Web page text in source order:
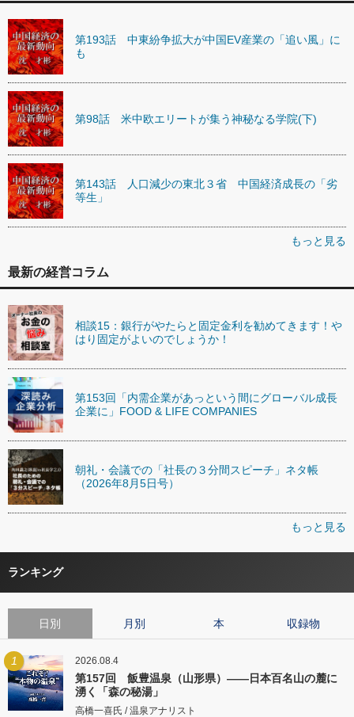
第193話 中東紛争拡大が中国EV産業の「追い風」に
も
第98話 米中欧エリートが集う神秘なる学院(下)
第143話 人口減少の東北３省 中国経済成長の「劣
等生」
もっと見る
最新の経営コラム
相談15：銀行がやたらと固定金利を勧めてきます！や
はり固定がよいのでしょうか！
第153回「内需企業があっという間にグローバル成長
企業に」FOOD & LIFE COMPANIES
朝礼・会議での「社長の３分間スピーチ」ネタ帳
（2026年8月5日号）
もっと見る
ランキング
日別 月別 本 収録物
1 2026.08.4
第157回 飯豊温泉（山形県）――日本百名山の麓に
湧く「森の秘湯」
高橋一喜氏 / 温泉アナリスト